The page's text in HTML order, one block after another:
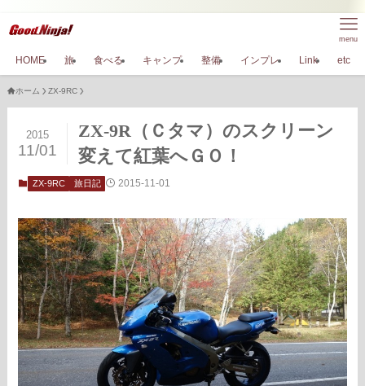
menu
HOME 旅 食べる キャンプ 整備 インプレ Link etc
ホーム ZX-9RC
ZX-9R（Ｃタマ）のスクリーン
変えて紅葉へＧＯ！
2015
11/01
ZX-9RC 旅日記 2015-11-01